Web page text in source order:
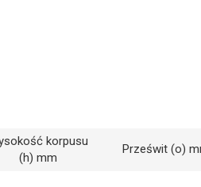
korpusu
(h) mm
Prześwit (o)